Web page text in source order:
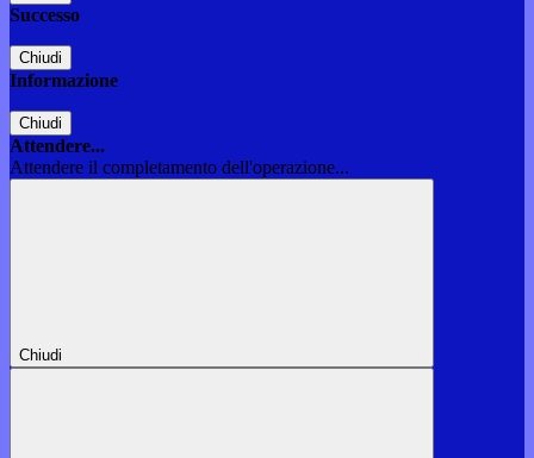
Successo
Chiudi
Informazione
Chiudi
Attendere...
Attendere il completamento dell'operazione...
Chiudi